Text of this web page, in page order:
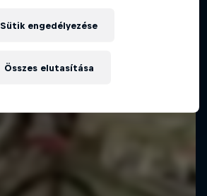
Összes elutasítása
Sütik engedélyezése